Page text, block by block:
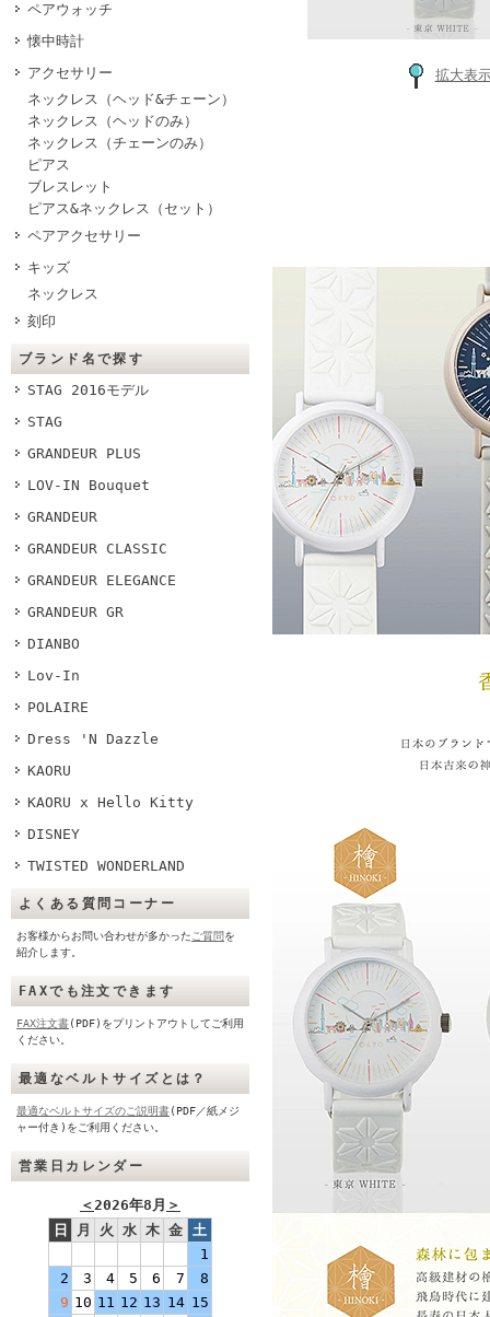
ペアウォッチ
懐中時計
アクセサリー
ネックレス（ヘッド&チェーン）
ネックレス（ヘッドのみ）
ネックレス（チェーンのみ）
ピアス
ブレスレット
ピアス&ネックレス（セット）
ペアアクセサリー
キッズ
ネックレス
刻印
ブランド名で探す
STAG 2016モデル
STAG
GRANDEUR PLUS
LOV-IN Bouquet
GRANDEUR
GRANDEUR CLASSIC
GRANDEUR ELEGANCE
GRANDEUR GR
DIANBO
Lov-In
POLAIRE
Dress 'N Dazzle
KAORU
KAORU x Hello Kitty
DISNEY
TWISTED WONDERLAND
よくある質問コーナー
お客様からお問い合わせが多かった ご質問を
紹介します。
FAXでも注文できます
FAX注文書(PDF)をプリントアウトしてご利用
ください。
最適なベルトサイズとは？
最適なベルトサイズのご説明書(PDF／紙メジ
ャー付き)をご利用ください。
営業日カレンダー
＜2026年8月 ＞
日
月 火 水 木 金 土
1
2
3 4 5 6 7
8
9 10 11 12 13 14 15
拡大表